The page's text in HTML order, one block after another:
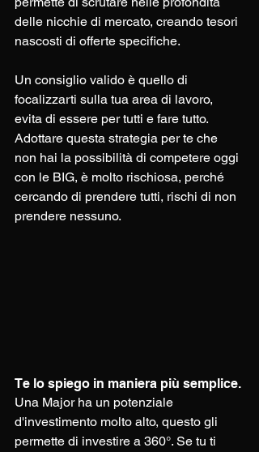
delle nicchie di mercato, creando tesori
nascosti di offerte specifiche.
Un consiglio valido è quello di
focalizzarti sulla tua area di lavoro,
evita di essere per tutti e fare tutto.
Adottare questa strategia per te che
non hai la possibilità di competere oggi
con le BIG, è molto rischiosa, perché
cercando di prendere tutti, rischi di non
prendere nessuno.
Te lo spiego in maniera più semplice.
Una Major ha un potenziale
d'investimento molto alto, questo gli
permette di investire a 360°. Se tu ti